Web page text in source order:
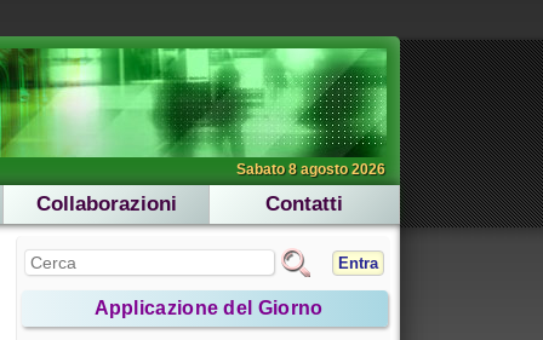
Sabato 8 agosto 2026
Collaborazioni Contatti
Entra
Applicazione del Giorno